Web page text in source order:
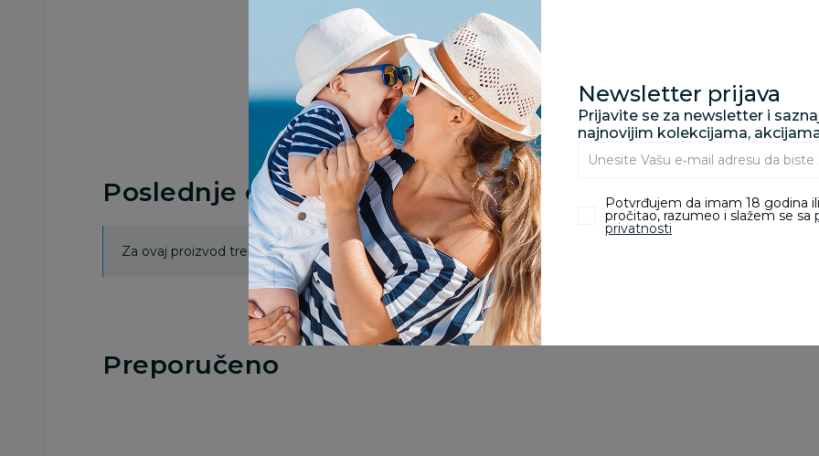
Poslednje ocene proizvoda
Za ovaj proizvod trenutno nema ocena. Ocenjivanje je omogućeno samo korisnicima koji su kupili proizvod.
Preporučeno
Newsletter prijava
Prijavite se za newsletter i
najnovijim kolekcijama,
Potvrđujem da imam 18 godina
pročitao, razumeo i slažem se sa
privatnosti